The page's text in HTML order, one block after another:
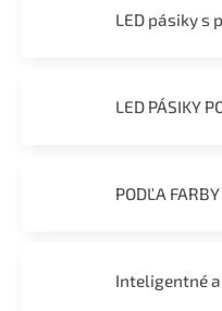
LED pásiky s
LED PÁSIKY
PODĽA
Inteligentné